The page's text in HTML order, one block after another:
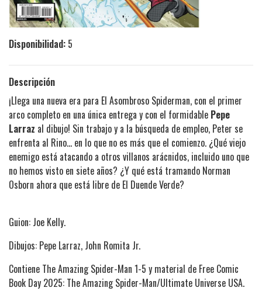
Disponibilidad: 5
Descripción
¡Llega una nueva era para El Asombroso Spiderman, con el primer
arco completo en una única entrega y con el formidable Pepe
Larraz al dibujo! Sin trabajo y a la búsqueda de empleo, Peter se
enfrenta al Rino... en lo que no es más que el comienzo. ¿Qué viejo
enemigo está atacando a otros villanos arácnidos, incluido uno que
no hemos visto en siete años? ¿Y qué está tramando Norman
Osborn ahora que está libre de El Duende Verde?
Guion: Joe Kelly.
Dibujos: Pepe Larraz, John Romita Jr.
Contiene The Amazing Spider-Man 1-5 y material de Free Comic
Book Day 2025: The Amazing Spider-Man/Ultimate Universe USA.